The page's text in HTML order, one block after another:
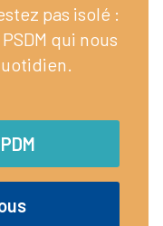
pas isolé :
qui nous